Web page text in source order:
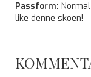
Passform:
like denne skoen!